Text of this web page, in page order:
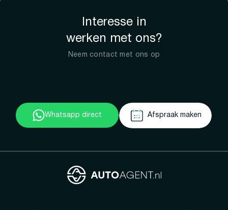
Interesse in
werken met ons?
Neem contact met ons op
Whatsapp direct Afspraak maken